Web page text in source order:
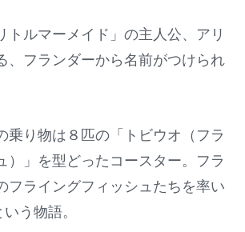
トルマーメイド」の主人公、アリ
、フランダーから名前がつけられ
乗り物は８匹の「トビウオ（フラ
）」を型どったコースター。フラ
フライングフィッシュたちを率い
う物語。